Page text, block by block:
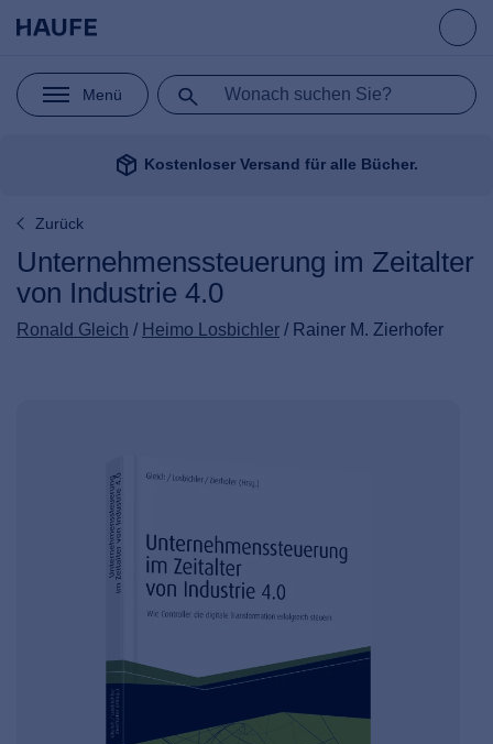
Menü
package_2 Kostenloser Versand für alle Bücher.
Zurück
Unternehmenssteuerung im Zeitalter
von Industrie 4.0
Ronald Gleich / Heimo Losbichler / Rainer M. Zierhofer